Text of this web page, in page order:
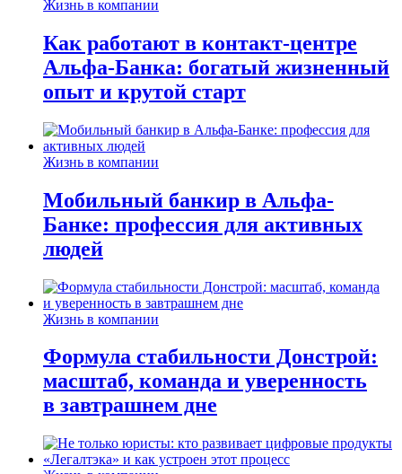
Жизнь в компании
Как работают в контакт-центре
Альфа-Банка: богатый жизненный
опыт и крутой старт
Жизнь в компании
Мобильный банкир в Альфа-
Банке: профессия для активных
людей
Жизнь в компании
Формула стабильности Донстрой:
масштаб, команда и уверенность
в завтрашнем дне